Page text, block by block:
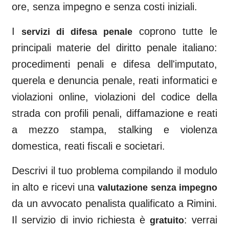
ore, senza impegno e senza costi iniziali.
I servizi di difesa penale coprono tutte le
principali materie del diritto penale italiano:
procedimenti penali e difesa dell'imputato,
querela e denuncia penale, reati informatici e
violazioni online, violazioni del codice della
strada con profili penali, diffamazione e reati
a mezzo stampa, stalking e violenza
domestica, reati fiscali e societari.
Descrivi il tuo problema compilando il modulo
in alto e ricevi unavalutazione senza impegno
da un avvocato penalista qualificato a Rimini.
Il servizio di invio richiesta ègratuito: verrai